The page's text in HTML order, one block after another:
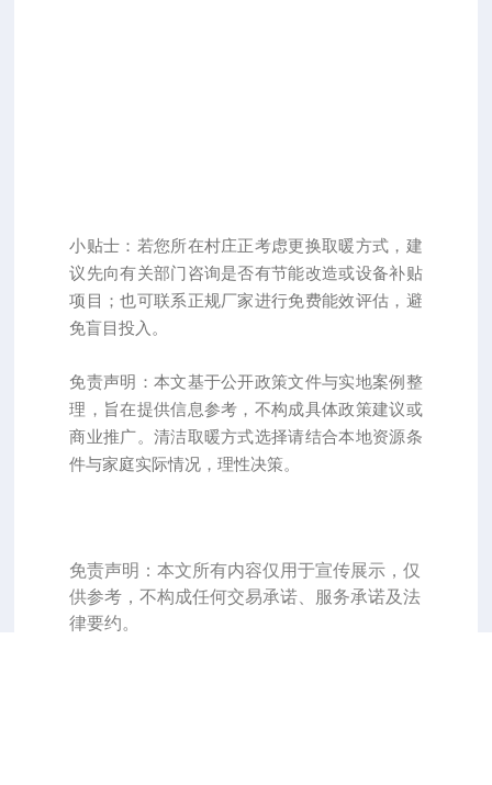
小贴士：若您所在村庄正考虑更换取暖方式，建
议先向有关部门咨询是否有节能改造或设备补贴
项目；也可联系正规厂家进行免费能效评估，避
免盲目投入。
免责声明：本文基于公开政策文件与实地案例整
理，旨在提供信息参考，不构成具体政策建议或
商业推广。清洁取暖方式选择请结合本地资源条
件与家庭实际情况，理性决策。
免责声明：本文所有内容仅用于宣传展示，仅
供参考，不构成任何交易承诺、服务承诺及法
律要约。